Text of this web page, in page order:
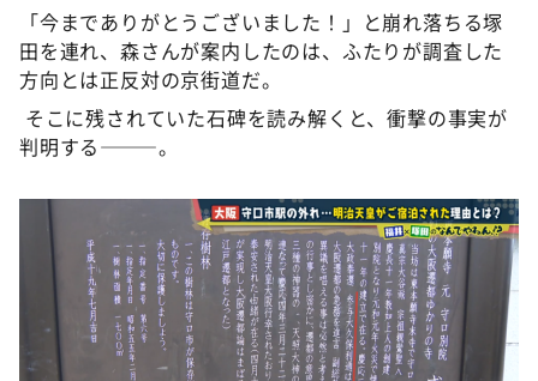
「今までありがとうございました！」と崩れ落ちる塚
田を連れ、森さんが案内したのは、ふたりが調査した
方向とは正反対の京街道だ。
そこに残されていた石碑を読み解くと、衝撃の事実が
判明する———。